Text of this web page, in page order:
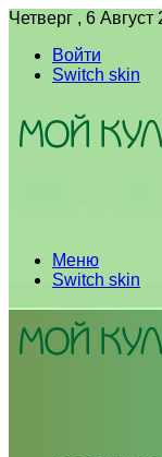
Четверг , 6 Август
Войти
Switch skin
Меню
Switch skin